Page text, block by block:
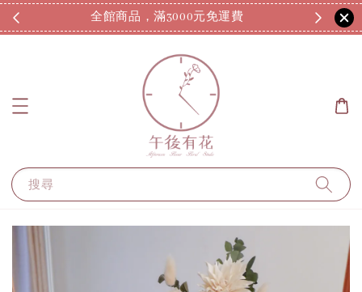
全館商品，滿3000元免運費 7/
搜尋